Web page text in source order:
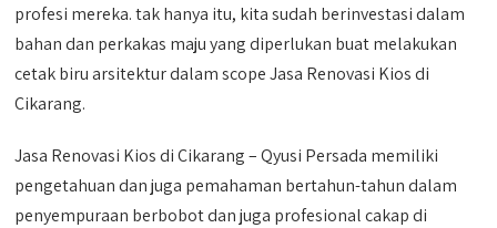
profesi mereka. tak hanya itu, kita sudah berinvestasi dalam
bahan dan perkakas maju yang diperlukan buat melakukan
cetak biru arsitektur dalam scope Jasa Renovasi Kios di
Cikarang.
Jasa Renovasi Kios di Cikarang – Qyusi Persada memiliki
pengetahuan dan juga pemahaman bertahun-tahun dalam
penyempuraan berbobot dan juga profesional cakap di